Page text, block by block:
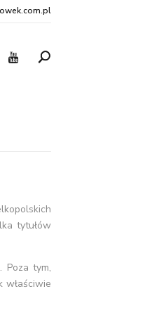
tytułów
Poza tym,
właściwie